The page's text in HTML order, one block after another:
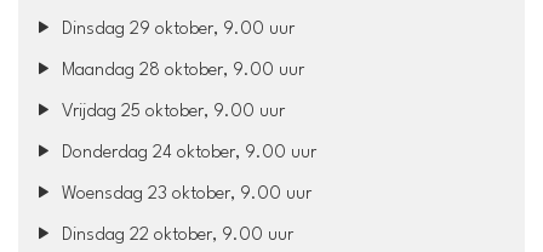
Dinsdag 29 oktober, 9.00 uur
Maandag 28 oktober, 9.00 uur
Vrijdag 25 oktober, 9.00 uur
Donderdag 24 oktober, 9.00 uur
Woensdag 23 oktober, 9.00 uur
Dinsdag 22 oktober, 9.00 uur